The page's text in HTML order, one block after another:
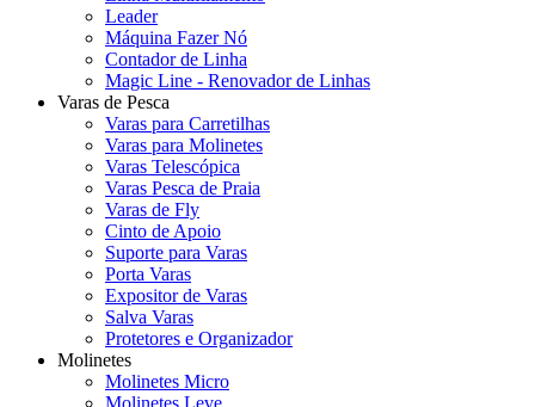
Leader
Máquina Fazer Nó
Contador de Linha
Magic Line - Renovador de Linhas
Varas de Pesca
Varas para Carretilhas
Varas para Molinetes
Varas Telescópica
Varas Pesca de Praia
Varas de Fly
Cinto de Apoio
Suporte para Varas
Porta Varas
Expositor de Varas
Salva Varas
Protetores e Organizador
Molinetes
Molinetes Micro
Molinetes Leve